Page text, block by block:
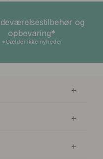
og
opbevaring*
*Gælder ikke nyheder